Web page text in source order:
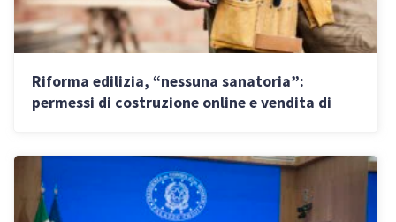
Riforma edilizia, “nessuna sanatoria”:
permessi di costruzione online e vendita di